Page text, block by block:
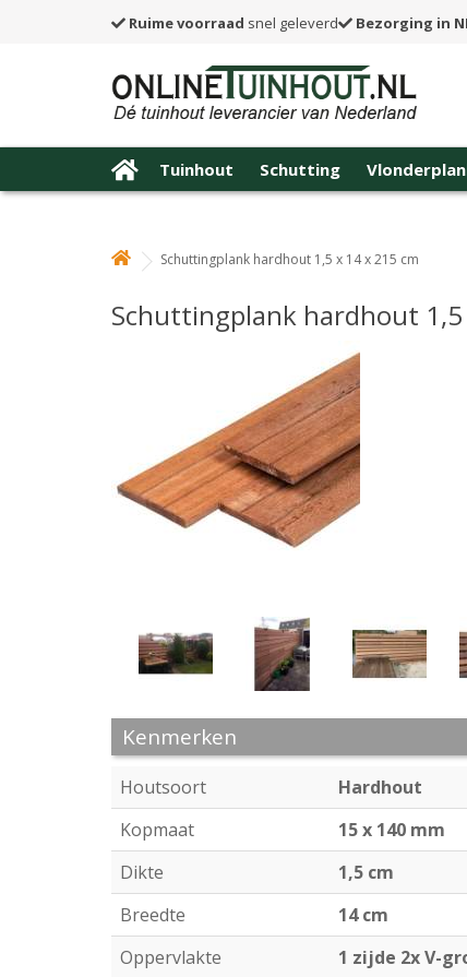
Ruime voorraad snel geleverd Bezorging in
Tuinhout Schutting
Schuttingplank hardhout 1,5 x 14 x 215 cm
Schuttingplank hardhout 1,5
Kenmerken
Houtsoort
Hardhout
Kopmaat
15 x 140 mm
Dikte
1,5 cm
Breedte
14 cm
Oppervlakte
1 zijde 2x V-